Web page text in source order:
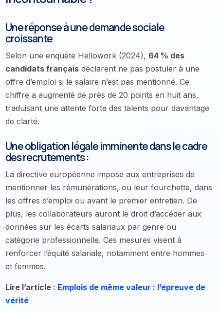
Une réponse à une demande sociale
croissante
Selon une enquête Hellowork (2024), 64 % des
candidats français déclarent ne pas postuler à une
offre d’emploi si le salaire n’est pas mentionné. Ce
chiffre a augmenté de près de 20 points en huit ans,
traduisant une attente forte des talents pour davantage
de clarté.
Une obligation légale imminente dans le cadre
des recrutements :
La directive européenne impose aux entreprises de
mentionner les rémunérations, ou leur fourchette, dans
les offres d’emploi ou avant le premier entretien. De
plus, les collaborateurs auront le droit d’accéder aux
données sur les écarts salariaux par genre ou
catégorie professionnelle. Ces mesures visent à
renforcer l’équité salariale, notamment entre hommes
et femmes.
Lire l’article : Emplois de même valeur : l’épreuve de
vérité